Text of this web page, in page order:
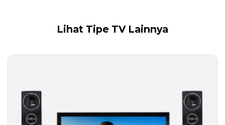
Lihat Tipe TV Lainnya